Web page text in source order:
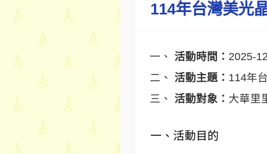
114年台灣美光
活動時間： 2025-
活動主題： 114年
活動對象： 大華里
一、活動目的